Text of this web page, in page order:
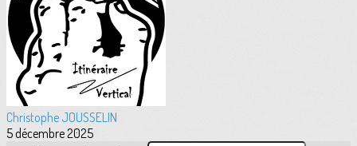
Christophe JOUSSELIN
5 décembre 2025